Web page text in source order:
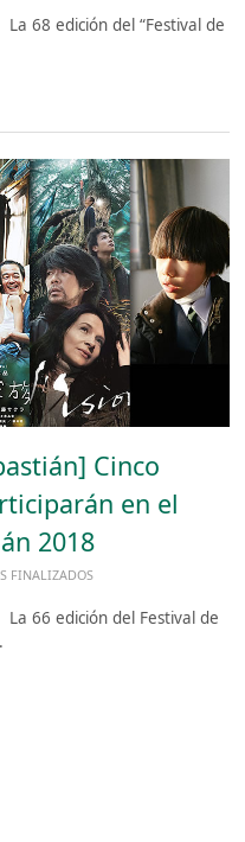
68 edición del “Festival de
Cinco
en el
2018
FINALIZADOS
66 edición del Festival de